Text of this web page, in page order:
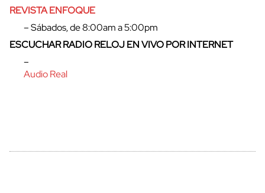
cerrar
REVISTA ENFOQUE
– Sábados, de 8:00am a 5:00pm
ESCUCHAR RADIO RELOJ EN VIVO POR INTERNET
–
Audio Real